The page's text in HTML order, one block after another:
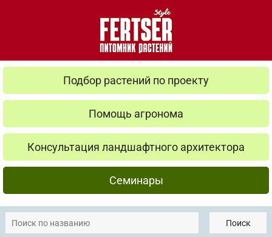
Подбор растений по проекту
Помощь агронома
Консультация ландшафтного архитектора
Семинары
Поиск